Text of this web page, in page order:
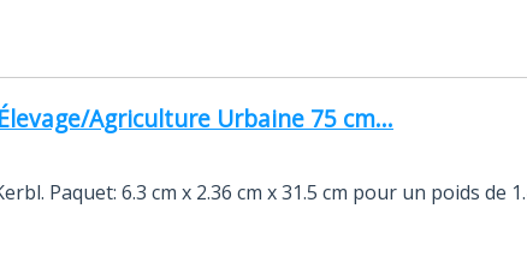
Agriculture Urbaine 75 cm...
Paquet: 6.3 cm x 2.36 cm x 31.5 cm pour un poids de